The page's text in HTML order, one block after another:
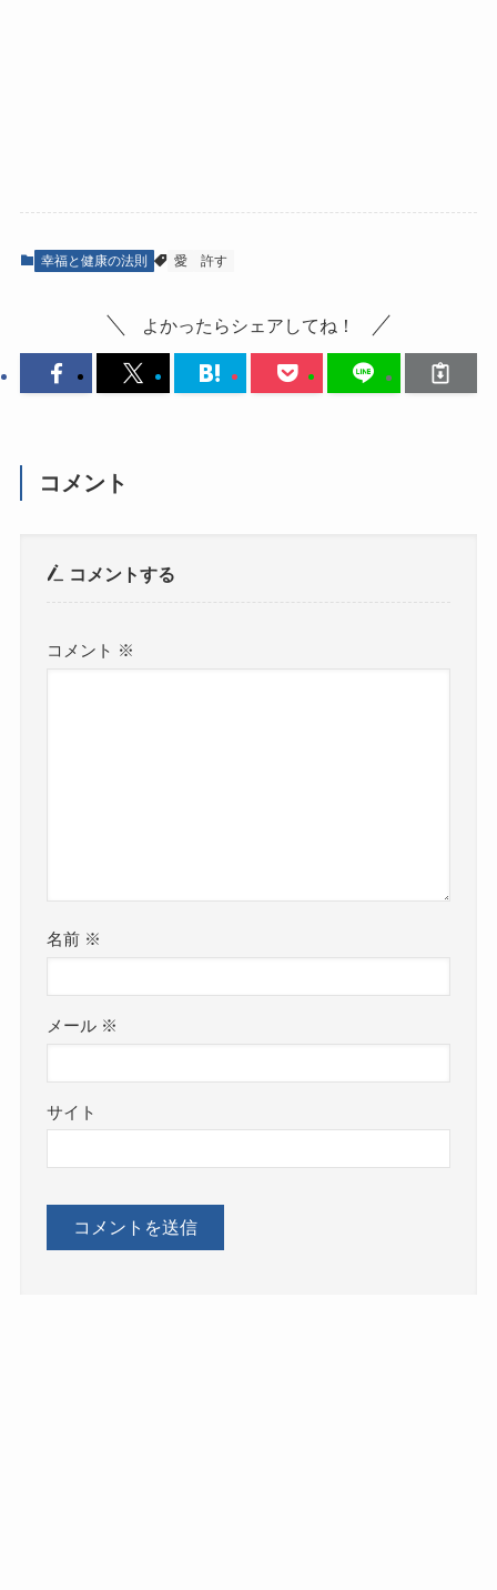
幸福と健康の法則 愛 許す
よかったらシェアしてね！
コメント
コメントする
コメント ※
名前 ※
メール ※
サイト